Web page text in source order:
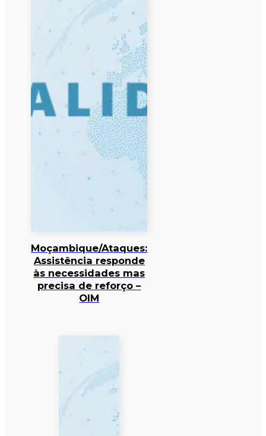
Moçambique/Ataques:
Assistência responde
às necessidades mas
precisa de reforço –
OIM